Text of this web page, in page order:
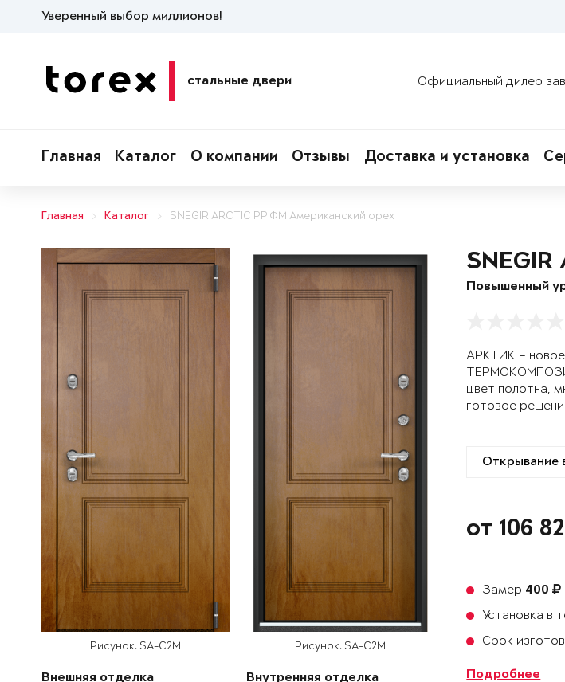
Уверенный выбор миллионов!
стальные двери Официальный дилер
Главная Каталог О компании Отзывы Доставка и установка
Главная Каталог SNEGIR ARCTIC PP ФМ Американский орех
Рисунок: SA-C2M
Внешняя отделка
Рисунок: SA-C2M
Внутренняя отделка
SNEGIR
Повышенный
АРКТИК – новое
цвет полотна,
готовое
от 106
Замер 400
Установка в
Срок
Подробнее